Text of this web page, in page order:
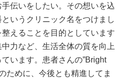
伝いをしたい。その想いを込
いうクリニック名をつけまし
えることを目的としています
力など、生活全体の質を向上
います。患者さんの”Bright
ために、今後とも精進してま